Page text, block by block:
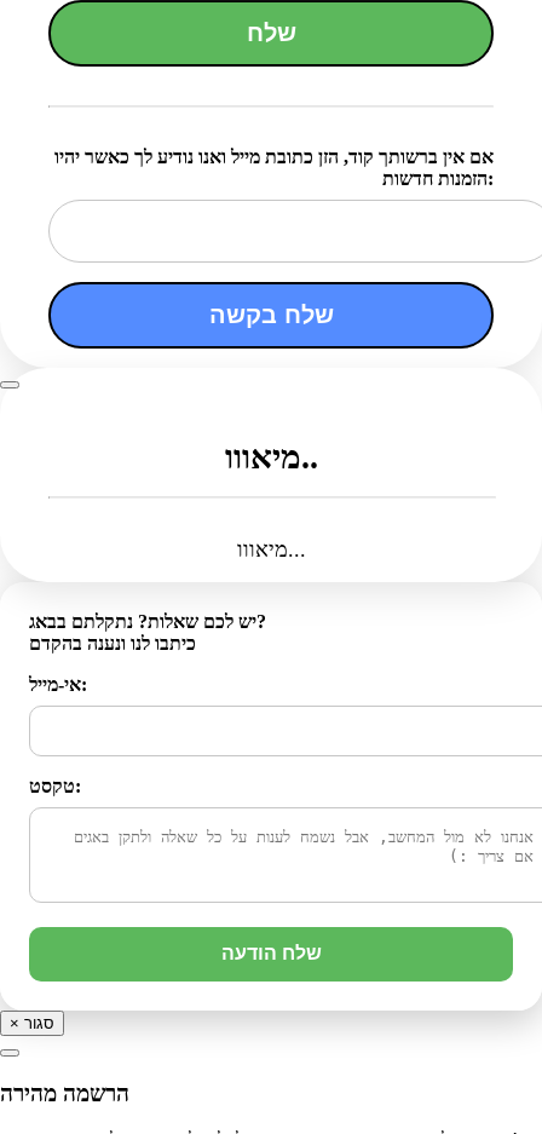
שלח
אם אין ברשותך קוד, הזן כתובת מייל ואנו נודיע לך כאשר יהיו
הזמנות חדשות:
שלח בקשה
מיאווו..
מיאווו...
יש לכם שאלות? נתקלתם בבאג?
כיתבו לנו ונענה בהקדם
אי-מייל:
טקסט:
שלח הודעה
× סגור
הרשמה מהירה